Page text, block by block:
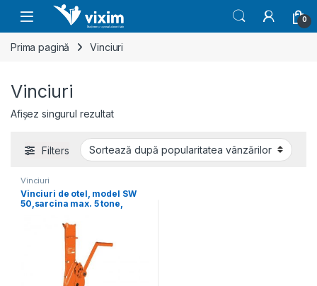
Skip to navigation
Skip to content
0
Prima pagină Vinciuri
Vinciuri
Afișez singurul rezultat
Filters
Vinciuri
Vinciuri de otel, model SW
50,sarcina max. 5 tone,